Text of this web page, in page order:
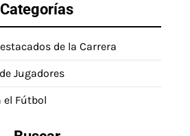
Categorías
de la Carrera
Jugadores
el Fútbol